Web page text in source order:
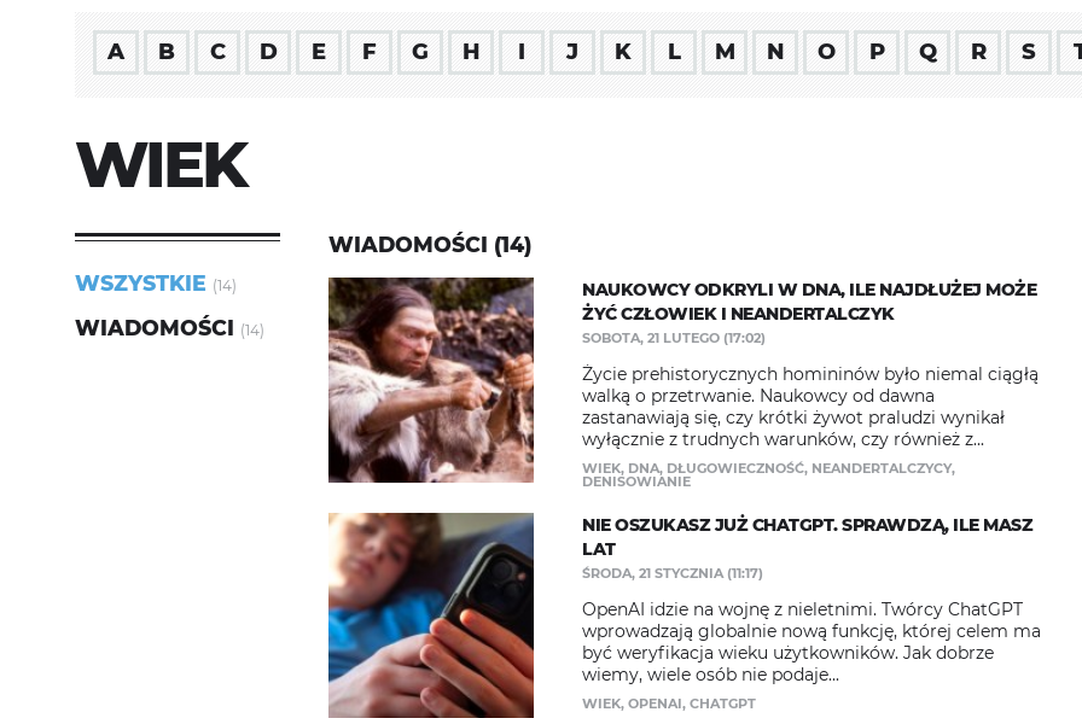
A B C D E F G H I J K L M N O P Q R S
WIEK
WSZYSTKIE (14)
WIADOMOŚCI (14)
WIADOMOŚCI (14)
NAUKOWCY ODKRYLI W DNA, ILE NAJDŁUŻEJ MOŻE
ŻYĆ CZŁOWIEK I NEANDERTALCZYK
SOBOTA, 21 LUTEGO (17:02)
Życie prehistorycznych homininów było niemal ciągłą
walką o przetrwanie. Naukowcy od dawna
zastanawiają się, czy krótki żywot praludzi wynikał
wyłącznie z trudnych warunków, czy również z...
WIEK, DNA, DŁUGOWIECZNOŚĆ, NEANDERTALCZYCY,
DENISOWIANIE
NIE OSZUKASZ JUŻ CHATGPT. SPRAWDZĄ, ILE MASZ
LAT
ŚRODA, 21 STYCZNIA (11:17)
OpenAI idzie na wojnę z nieletnimi. Twórcy ChatGPT
wprowadzają globalnie nową funkcję, której celem ma
być weryfikacja wieku użytkowników. Jak dobrze
wiemy, wiele osób nie podaje...
WIEK, OPENAI, CHATGPT